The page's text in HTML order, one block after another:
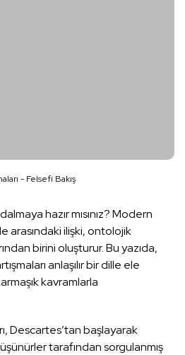
- Felsefi Bakış
hazır mısınız? Modern
arasındaki ilişki, ontolojik
birini oluşturur. Bu yazıda,
anlaşılır bir dille ele
kavramlarla
Descartes’tan başlayarak
tarafından sorgulanmış